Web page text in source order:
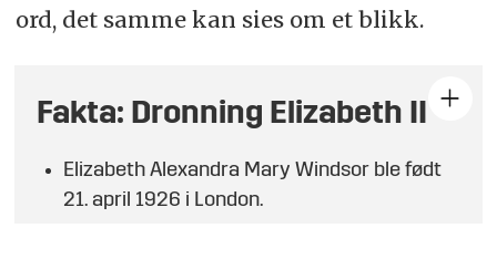
ord, det samme kan sies om et blikk.
Fakta: Dronning Elizabeth II
Elizabeth Alexandra Mary Windsor ble født
21. april 1926 i London.